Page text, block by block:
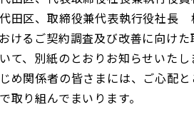
田区、取締役兼代表執行役社長
けるご契約調査及び改善に向け
て、別紙のとおりお知らせいたし
め関係者の皆さまには、ご心配
取り組んでまいります。